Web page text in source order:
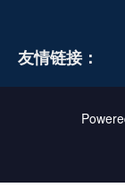
友情链接：